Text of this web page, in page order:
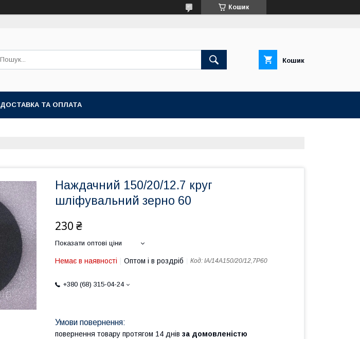
Кошик
Кошик
ДОСТАВКА ТА ОПЛАТА
Наждачний 150/20/12.7 круг
шліфувальний зерно 60
230 ₴
Показати оптові ціни
Немає в наявності Оптом і в роздріб Код: IA/14A150/20/12,7P60
+380 (68) 315-04-24
повернення товару протягом 14 днів за домовленістю